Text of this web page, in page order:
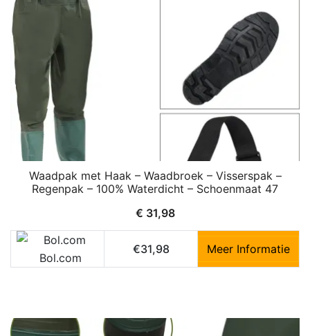
Waadpak met Haak – Waadbroek – Visserspak –
Regenpak – 100% Waterdicht – Schoenmaat 47
€ 31,98
Bol.com
€31,98 Meer Informatie